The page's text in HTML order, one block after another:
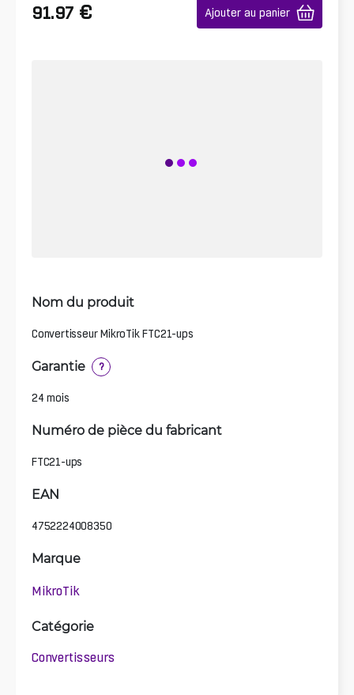
91.97 € Ajouter au panier
Nom du produit
Convertisseur MikroTik FTC21-ups
Garantie ?
24 mois
Numéro de pièce du fabricant
FTC21-ups
EAN
4752224008350
Marque
MikroTik
Catégorie
Convertisseurs